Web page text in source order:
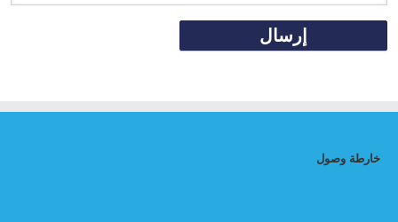
خارطة وصول